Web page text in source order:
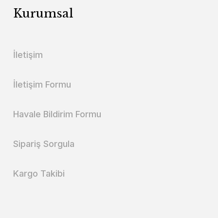
Kurumsal
İletişim
İletişim Formu
Havale Bildirim Formu
Sipariş Sorgula
Kargo Takibi